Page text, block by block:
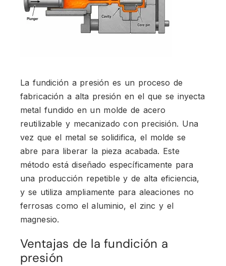
La fundición a presión es un proceso de
fabricación a alta presión en el que se inyecta
metal fundido en un molde de acero
reutilizable y mecanizado con precisión. Una
vez que el metal se solidifica, el molde se
abre para liberar la pieza acabada. Este
método está diseñado específicamente para
una producción repetible y de alta eficiencia,
y se utiliza ampliamente para aleaciones no
ferrosas como el aluminio, el zinc y el
magnesio.
Ventajas de la fundición a
presión